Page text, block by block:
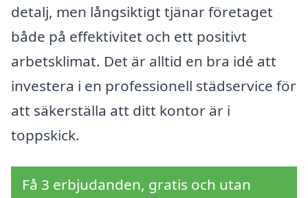
detalj, men långsiktigt tjänar företaget
både på effektivitet och ett positivt
arbetsklimat. Det är alltid en bra idé att
investera i en professionell städservice för
att säkerställa att ditt kontor är i
toppskick.
Få 3 erbjudanden, gratis och utan